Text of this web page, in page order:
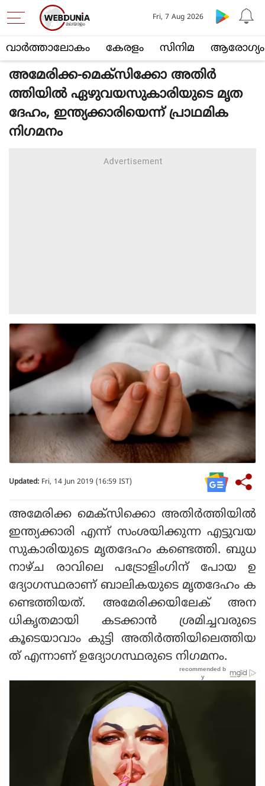
വാര്‍ത്താലോകം കേരളം സിനിമ ആരോഗ്യം
Fri, 7 Aug 2026
അമേരിക്ക-മെക്സിക്കോ അതിർ
ത്തിയിൽ ഏഴുവയസുകാരിയുടെ മൃത
ദേഹം, ഇന്ത്യക്കാരിയെന്ന് പ്രാഥമിക
നിഗമനം
Updated: Fri, 14 Jun 2019 (16:59 IST)
അമേരിക്ക മെക്സിക്കൊ അതിർത്തിയിൽ
ഇന്ത്യക്കാരി എന്ന് സംശയിക്കുന്ന എട്ടുവയ
സുകാരിയുടെ മൃതദേഹം കണ്ടെത്തി. ബുധ
നാഴ്ച രാവിലെ പട്രോളിംഗിന് പോയ ഉ
ദ്യോഗസ്ഥരാണ് ബാലികയുടെ മൃതദേഹം ക
ണ്ടെത്തിയത്. അമേരിക്കയിലേക് അന
ധികൃതമായി കടക്കാൻ ശ്രമിച്ചവരുടെ
കൂടെയാവാം കുട്ടി അതിർത്തിയിലെത്തിയ
ത് എന്നാണ് ഉദ്യോഗസ്ഥരുടെ നിഗമനം.